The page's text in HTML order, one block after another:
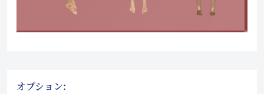
オプション: